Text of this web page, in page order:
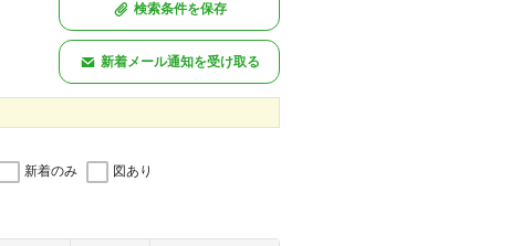
検索条件を保存
新着メール通知を受け取る
新着のみ 図あり